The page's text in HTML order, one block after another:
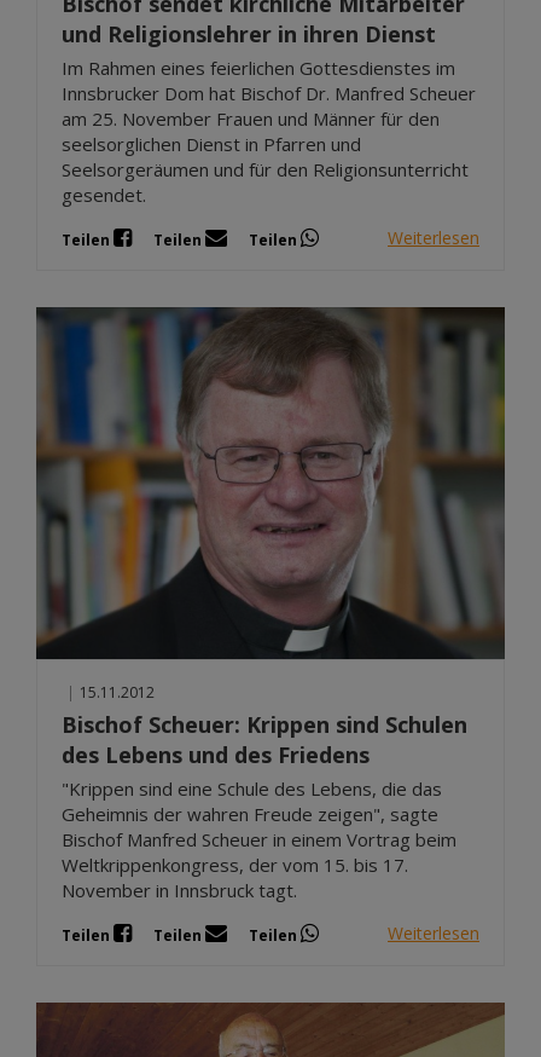
und Religionslehrer in ihren Dienst
Im Rahmen eines feierlichen Gottesdienstes im
Innsbrucker Dom hat Bischof Dr. Manfred Scheuer
am 25. November Frauen und Männer für den
seelsorglichen Dienst in Pfarren und
Seelsorgeräumen und für den Religionsunterricht
gesendet.
Teilen Teilen Teilen Weiterlesen
| 15.11.2012
Bischof Scheuer: Krippen sind Schulen
des Lebens und des Friedens
"Krippen sind eine Schule des Lebens, die das
Geheimnis der wahren Freude zeigen", sagte
Bischof Manfred Scheuer in einem Vortrag beim
Weltkrippenkongress, der vom 15. bis 17.
November in Innsbruck tagt.
Teilen Teilen Teilen Weiterlesen